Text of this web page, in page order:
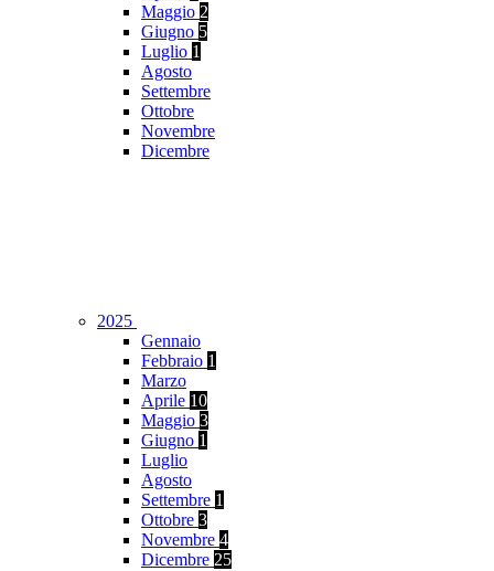
Maggio 2
Giugno 5
Luglio 1
Agosto
Settembre
Ottobre
Novembre
Dicembre
2025
Gennaio
Febbraio 1
Marzo
Aprile 10
Maggio 3
Giugno 1
Luglio
Agosto
Settembre 1
Ottobre 3
Novembre 4
Dicembre 25